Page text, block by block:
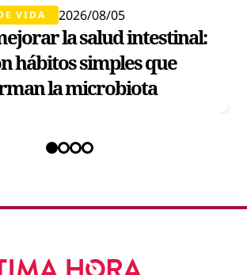
VIDA 2026/08/05
la salud intestinal:
hábitos simples que
la microbiota